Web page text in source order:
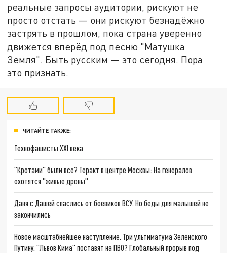
реальные запросы аудитории, рискуют не
просто отстать — они рискуют безнадёжно
застрять в прошлом, пока страна уверенно
движется вперёд под песню "Матушка
Земля". Быть русским — это сегодня. Пора
это признать.
ЧИТАЙТЕ ТАКЖЕ:
Технофашисты XXI века
"Кротами" были все? Теракт в центре Москвы: На генералов
охотятся "живые дроны"
Даня с Дашей спаслись от боевиков ВСУ. Но беды для малышей не
закончились
Новое масштабнейшее наступление. Три ультиматума Зеленского
Путину. "Львов Кима" поставят на ПВО? Глобальный прорыв под